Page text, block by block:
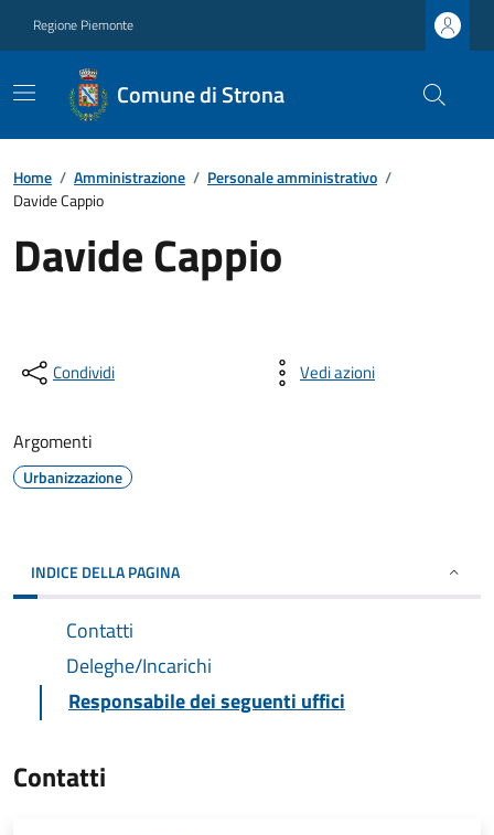
Regione Piemonte
Comune di Strona
Home / Amministrazione / Personale amministrativo /
Davide Cappio
Davide Cappio
Condividi Vedi azioni
Argomenti
Urbanizzazione
INDICE DELLA PAGINA
Contatti
Deleghe/Incarichi
Responsabile dei seguenti uffici
Contatti